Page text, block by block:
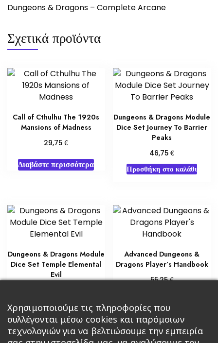
Dungeons & Dragons – Complete Arcane
Σχετικά προϊόντα
Call of Cthulhu The 1920s
Mansions of Madness
29,75€
Διαβάστε περισσότερα
Dungeons & Dragons Module
Dice Set Journey To Barrier
Peaks
46,75€
Προσθήκη στο καλάθι
Dungeons & Dragons Module
Dice Set Temple Elemental
Evil
Προσθήκη στο καλάθι
Advanced Dungeons &
Dragons Player’s Handbook
55,25€
Διαβάστε περισσότερα
Χρησιμοποιούμε τις πληροφορίες που
συλλέγονται μέσω cookies και παρόμοιων
τεχνολογιών για να βελτιώσουμε την εμπειρία